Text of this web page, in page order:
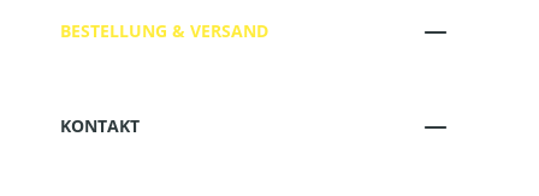
BESTELLUNG & VERSAND
KONTAKT